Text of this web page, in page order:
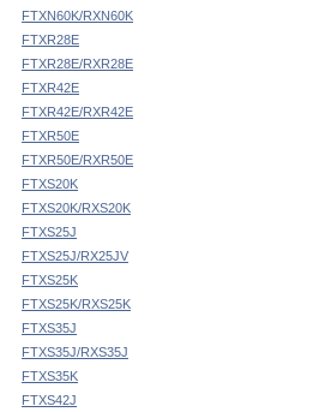
FTXN60K/RXN60K
FTXR28E
FTXR28E/RXR28E
FTXR42E
FTXR42E/RXR42E
FTXR50E
FTXR50E/RXR50E
FTXS20K
FTXS20K/RXS20K
FTXS25J
FTXS25J/RX25JV
FTXS25K
FTXS25K/RXS25K
FTXS35J
FTXS35J/RXS35J
FTXS35K
FTXS42J